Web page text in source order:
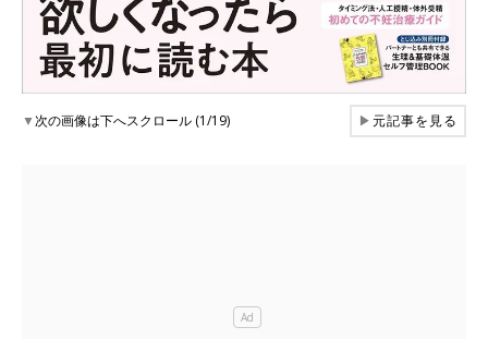
▼次の画像は下へスクロール (1/19) ▶元記事を見る